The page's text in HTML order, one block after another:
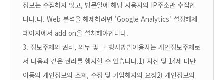
정보는 수집하지 않고, 방문일에 해당 사용자의 IP주소만 수집합
니다.다. Web 분석을 해제하려면 'Google Analytics' 설정해제
페이지에서 add on을 설치해야합니다.
3. 정보주체의 권리, 의무 및 그 행사방법이용자는 개인정보주체로
서 다음과 같은 권리를 행사할 수 있습니다.1) 자신 및 14세 미만
아동의 개인정보의 조회, 수정 및 가입해지의 요청2) 개인정보의